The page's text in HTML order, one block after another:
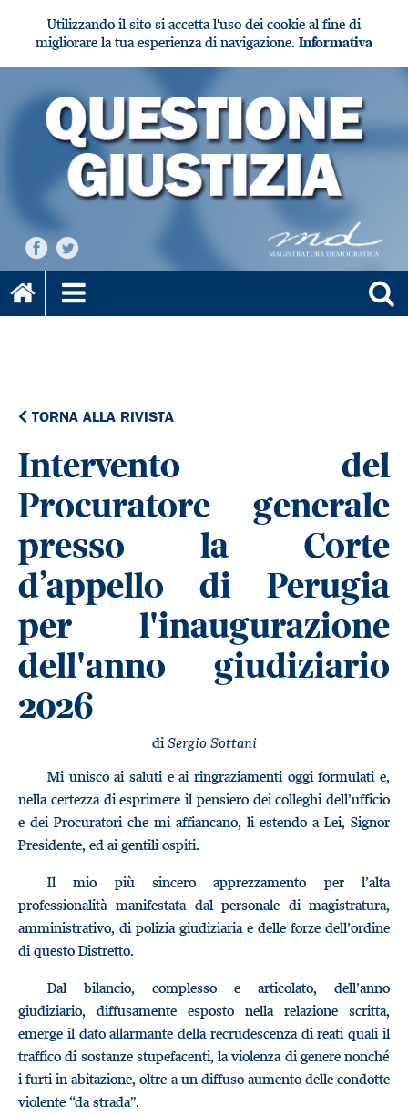
Utilizzando il sito si accetta l'uso dei cookie al fine di
migliorare la tua esperienza di navigazione. Informativa
TORNA ALLA RIVISTA
Intervento del
Procuratore generale
presso la Corte
d’appello di Perugia
per l'inaugurazione
dell'anno giudiziario
2026
diSergio Sottani
Mi unisco ai saluti e ai ringraziamenti oggi formulati e,
nella certezza di esprimere il pensiero dei colleghi dell’ufficio
e dei Procuratori che mi affiancano, li estendo a Lei, Signor
Presidente, ed ai gentili ospiti.
Il mio più sincero apprezzamento per l’alta
professionalità manifestata dal personale di magistratura,
amministrativo, di polizia giudiziaria e delle forze dell’ordine
di questo Distretto.
Dal bilancio, complesso e articolato, dell’anno
giudiziario, diffusamente esposto nella relazione scritta,
emerge il dato allarmante della recrudescenza di reati quali il
traffico di sostanze stupefacenti, la violenza di genere nonché
i furti in abitazione, oltre a un diffuso aumento delle condotte
violente “da strada”.